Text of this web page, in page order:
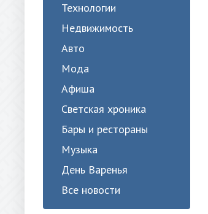
Технологии
Недвижимость
Авто
Мода
Афиша
Светская хроника
Бары и рестораны
Музыка
День Варенья
Все новости